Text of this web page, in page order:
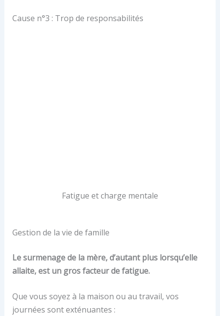
Cause n°3 : Trop de responsabilités
Fatigue et charge mentale
Gestion de la vie de famille
Le surmenage de la mère, d’autant plus lorsqu’elle
allaite, est un gros facteur de fatigue.
Que vous soyez à la maison ou au travail, vos
journées sont exténuantes :